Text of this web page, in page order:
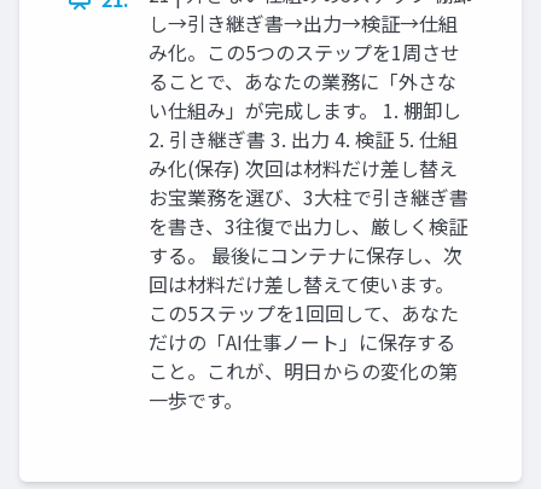
し→引き継ぎ書→出力→検証→仕組
み化。この5つのステップを1周させ
ることで、あなたの業務に「外さな
い仕組み」が完成します。 1. 棚卸し
2. 引き継ぎ書 3. 出力 4. 検証 5. 仕組
み化(保存) 次回は材料だけ差し替え
お宝業務を選び、3大柱で引き継ぎ書
を書き、3往復で出力し、厳しく検証
する。 最後にコンテナに保存し、次
回は材料だけ差し替えて使います。
この5ステップを1回回して、あなた
だけの「AI仕事ノート」に保存する
こと。これが、明日からの変化の第
一歩です。